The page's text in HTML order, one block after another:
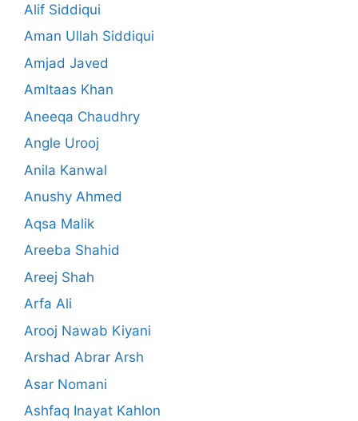
Alif Siddiqui
Aman Ullah Siddiqui
Amjad Javed
Amltaas Khan
Aneeqa Chaudhry
Angle Urooj
Anila Kanwal
Anushy Ahmed
Aqsa Malik
Areeba Shahid
Areej Shah
Arfa Ali
Arooj Nawab Kiyani
Arshad Abrar Arsh
Asar Nomani
Ashfaq Inayat Kahlon